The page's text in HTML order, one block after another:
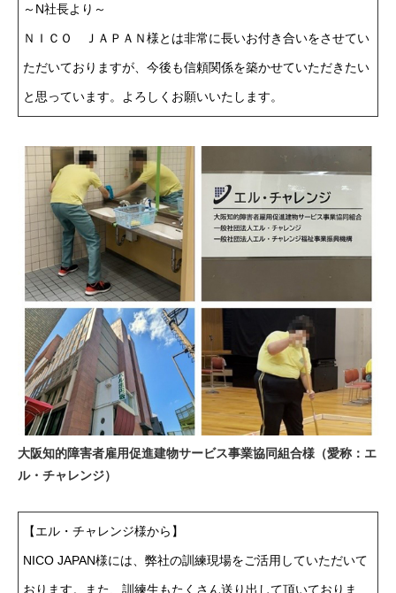
～N社長より～
ＮＩＣＯ ＪＡＰＡＮ様とは非常に長いお付き合いをさせてい
ただいておりますが、今後も信頼関係を築かせていただきたい
と思っています。よろしくお願いいたします。
大阪知的障害者雇用促進建物サービス事業協同組合様（愛称：エ
ル・チャレンジ）
【エル・チャレンジ様から】
NICO JAPAN様には、弊社の訓練現場をご活用していただいて
おります。また、訓練生もたくさん送り出して頂いておりま